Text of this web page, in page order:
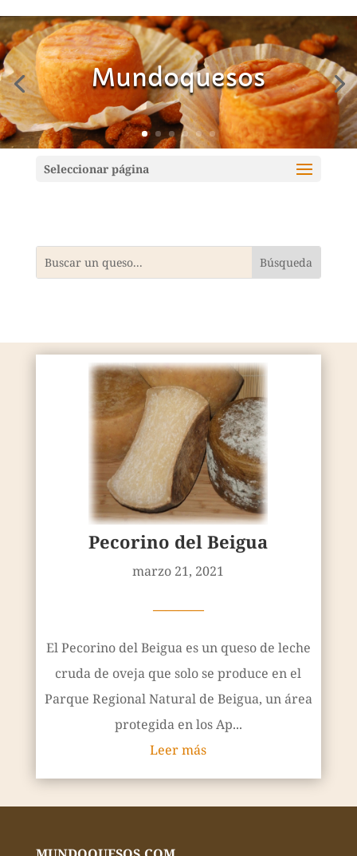
Mundoquesos
Seleccionar página
Pecorino del Beigua
marzo 21, 2021
————
El Pecorino del Beigua es un queso de leche
cruda de oveja que solo se produce en el
Parque Regional Natural de Beigua, un área
protegida en los Ap...
Leer más